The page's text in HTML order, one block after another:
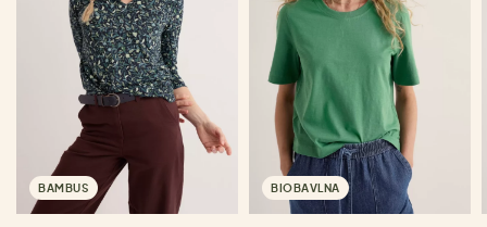
BAMBUS BIOBAVLNA